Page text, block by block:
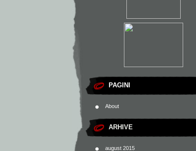
PAGINI
About
ARHIVE
august 2015